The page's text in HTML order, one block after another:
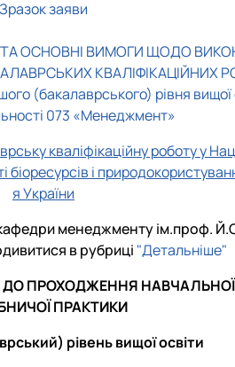
Зразок заяви
ТА ОСНОВНІ ВИМОГИ ЩОДО
КВАЛІФІКАЦІЙНИХ
(бакалаврського) рівня вищої
073 «Менеджмент»
кваліфікаційну роботу у
біоресурсів і
я України
менеджменту ім.проф.
в рубриці "Детальніше"
ДО ПРОХОДЖЕННЯ НАВЧАЛЬНОЇ
ПРАКТИКИ
рівень вищої освіти